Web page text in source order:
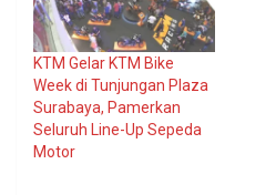
KTM Gelar KTM Bike
Week di Tunjungan Plaza
Surabaya, Pamerkan
Seluruh Line-Up Sepeda
Motor